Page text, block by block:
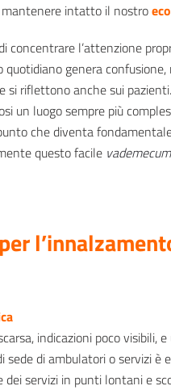
intatto il nostro
concentrare l’attenzione
quotidiano genera
si riflettono anche sui
un luogo sempre più
che diventa
questo facile
indicazioni poco
sede di ambulatori o servizi
dei servizi in punti lontani e